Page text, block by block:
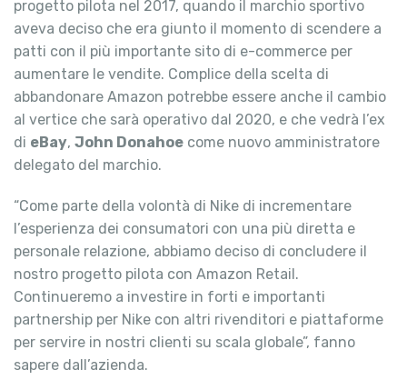
progetto pilota nel 2017, quando il marchio sportivo
aveva deciso che era giunto il momento di scendere a
patti con il più importante sito di e-commerce per
aumentare le vendite. Complice della scelta di
abbandonare Amazon potrebbe essere anche il cambio
al vertice che sarà operativo dal 2020, e che vedrà l’ex
di eBay, John Donahoe come nuovo amministratore
delegato del marchio.
“Come parte della volontà di Nike di incrementare
l’esperienza dei consumatori con una più diretta e
personale relazione, abbiamo deciso di concludere il
nostro progetto pilota con Amazon Retail.
Continueremo a investire in forti e importanti
partnership per Nike con altri rivenditori e piattaforme
per servire in nostri clienti su scala globale”, fanno
sapere dall’azienda.